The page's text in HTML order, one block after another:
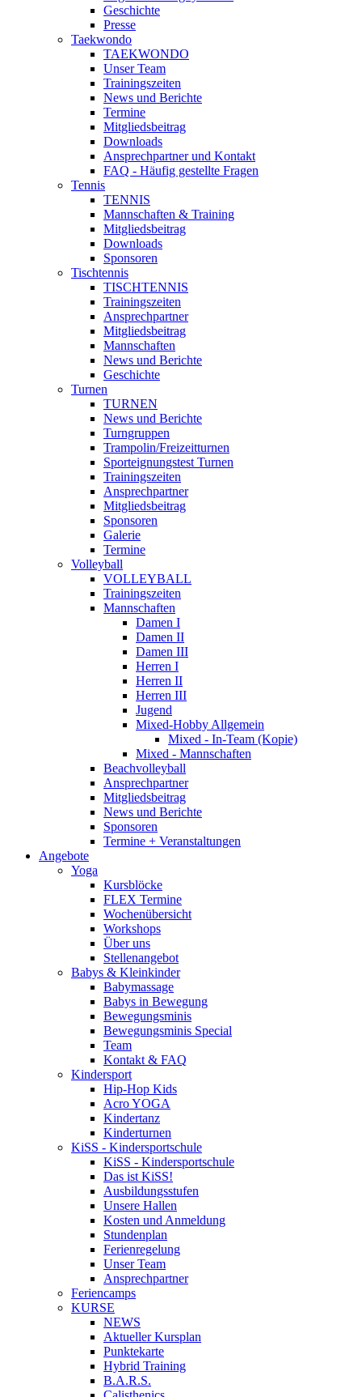
Geschichte
Presse
Taekwondo
TAEKWONDO
Unser Team
Trainingszeiten
News und Berichte
Termine
Mitgliedsbeitrag
Downloads
Ansprechpartner und Kontakt
FAQ - Häufig gestellte Fragen
Tennis
TENNIS
Mannschaften & Training
Mitgliedsbeitrag
Downloads
Sponsoren
Tischtennis
TISCHTENNIS
Trainingszeiten
Ansprechpartner
Mitgliedsbeitrag
Mannschaften
News und Berichte
Geschichte
Turnen
TURNEN
News und Berichte
Turngruppen
Trampolin/Freizeitturnen
Sporteignungstest Turnen
Trainingszeiten
Ansprechpartner
Mitgliedsbeitrag
Sponsoren
Galerie
Termine
Volleyball
VOLLEYBALL
Trainingszeiten
Mannschaften
Damen I
Damen II
Damen III
Herren I
Herren II
Herren III
Jugend
Mixed-Hobby Allgemein
Mixed - In-Team (Kopie)
Mixed - Mannschaften
Beachvolleyball
Ansprechpartner
Mitgliedsbeitrag
News und Berichte
Sponsoren
Termine + Veranstaltungen
Angebote
Yoga
Kursblöcke
FLEX Termine
Wochenübersicht
Workshops
Über uns
Stellenangebot
Babys & Kleinkinder
Babymassage
Babys in Bewegung
Bewegungsminis
Bewegungsminis Special
Team
Kontakt & FAQ
Kindersport
Hip-Hop Kids
Acro YOGA
Kindertanz
Kinderturnen
KiSS - Kindersportschule
KiSS - Kindersportschule
Das ist KiSS!
Ausbildungsstufen
Unsere Hallen
Kosten und Anmeldung
Stundenplan
Ferienregelung
Unser Team
Ansprechpartner
Feriencamps
KURSE
NEWS
Aktueller Kursplan
Punktekarte
Hybrid Training
B.A.R.S.